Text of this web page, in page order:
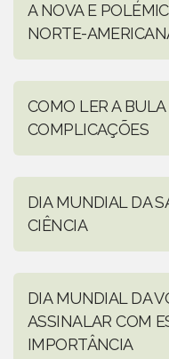
A NOVA E
NORTE-
COMO LER A
COMPLICAÇÕES
DIA MUNDIAL DA
CIÊNCIA
DIA MUNDIAL DA
ASSINALAR COM
IMPORTÂNCIA